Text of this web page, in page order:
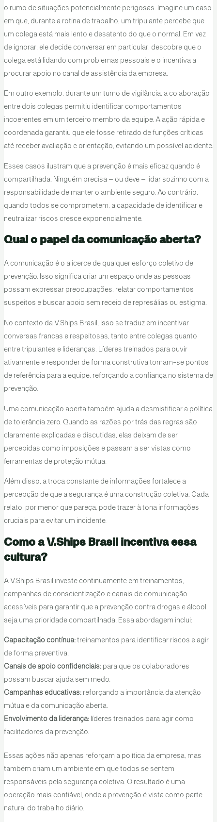
o rumo de situações potencialmente perigosas. Imagine um caso
em que, durante a rotina de trabalho, um tripulante percebe que
um colega está mais lento e desatento do que o normal. Em vez
de ignorar, ele decide conversar em particular, descobre que o
colega está lidando com problemas pessoais e o incentiva a
procurar apoio no canal de assistência da empresa.
Em outro exemplo, durante um turno de vigilância, a colaboração
entre dois colegas permitiu identificar comportamentos
incoerentes em um terceiro membro da equipe. A ação rápida e
coordenada garantiu que ele fosse retirado de funções críticas
até receber avaliação e orientação, evitando um possível acidente.
Esses casos ilustram que a prevenção é mais eficaz quando é
compartilhada. Ninguém precisa – ou deve – lidar sozinho com a
responsabilidade de manter o ambiente seguro. Ao contrário,
quando todos se comprometem, a capacidade de identificar e
neutralizar riscos cresce exponencialmente.
Qual o papel da comunicação aberta?
A comunicação é o alicerce de qualquer esforço coletivo de
prevenção. Isso significa criar um espaço onde as pessoas
possam expressar preocupações, relatar comportamentos
suspeitos e buscar apoio sem receio de represálias ou estigma.
No contexto da V.Ships Brasil, isso se traduz em incentivar
conversas francas e respeitosas, tanto entre colegas quanto
entre tripulantes e lideranças. Líderes treinados para ouvir
ativamente e responder de forma construtiva tornam-se pontos
de referência para a equipe, reforçando a confiança no sistema de
prevenção.
Uma comunicação aberta também ajuda a desmistificar a política
de tolerância zero. Quando as razões por trás das regras são
claramente explicadas e discutidas, elas deixam de ser
percebidas como imposições e passam a ser vistas como
ferramentas de proteção mútua.
Além disso, a troca constante de informações fortalece a
percepção de que a segurança é uma construção coletiva. Cada
relato, por menor que pareça, pode trazer à tona informações
cruciais para evitar um incidente.
Como a V.Ships Brasil incentiva essa
cultura?
A V.Ships Brasil investe continuamente em treinamentos,
campanhas de conscientização e canais de comunicação
acessíveis para garantir que a prevenção contra drogas e álcool
seja uma prioridade compartilhada. Essa abordagem inclui:
Capacitação contínua:treinamentos para identificar riscos e agir
de forma preventiva.
Canais de apoio confidenciais:para que os colaboradores
possam buscar ajuda sem medo.
Campanhas educativas:reforçando a importância da atenção
mútua e da comunicação aberta.
Envolvimento da liderança:líderes treinados para agir como
facilitadores da prevenção.
Essas ações não apenas reforçam a política da empresa, mas
também criam um ambiente em que todos se sentem
responsáveis pela segurança coletiva. O resultado é uma
operação mais confiável, onde a prevenção é vista como parte
natural do trabalho diário.